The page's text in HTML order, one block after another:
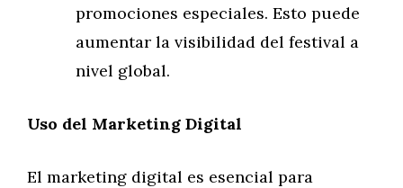
promociones especiales. Esto puede
aumentar la visibilidad del festival a
nivel global.
Uso del Marketing Digital
El marketing digital es esencial para